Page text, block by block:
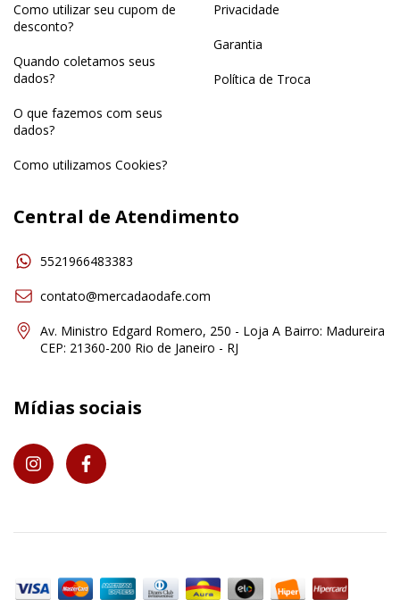
Como utilizar seu cupom de
desconto?
Quando coletamos seus
dados?
O que fazemos com seus
dados?
Como utilizamos Cookies?
Privacidade
Garantia
Política de Troca
Central de Atendimento
5521966483383
contato@mercadaodafe.com
Av. Ministro Edgard Romero, 250 - Loja A Bairro: Madureira
CEP: 21360-200 Rio de Janeiro - RJ
Mídias sociais